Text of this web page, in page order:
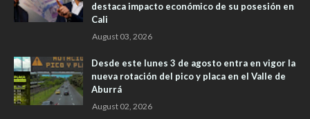
destaca impacto económico de su posesión en
Cali
August 03, 2026
Desde este lunes 3 de agosto entra en vigor la
nueva rotación del pico y placa en el Valle de
Aburrá
August 02, 2026